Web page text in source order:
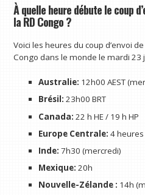
À quelle heure débute le coup
la RD Congo ?
Voici les heures du coup d’envoi
Congo dans le monde le mardi 23
Australie: 12h00 AEST
Brésil: 23h00 BRT
Canada: 22 h HE / 19 h HP
Europe Centrale: 4
Inde: 7h30 (mercredi)
Mexique: 20h
Nouvelle-Zélande : 14h